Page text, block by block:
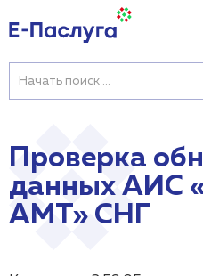
Проверка
данных АИС
АМТ» СНГ